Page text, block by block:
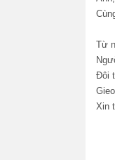
Từ
Đôi
Xin